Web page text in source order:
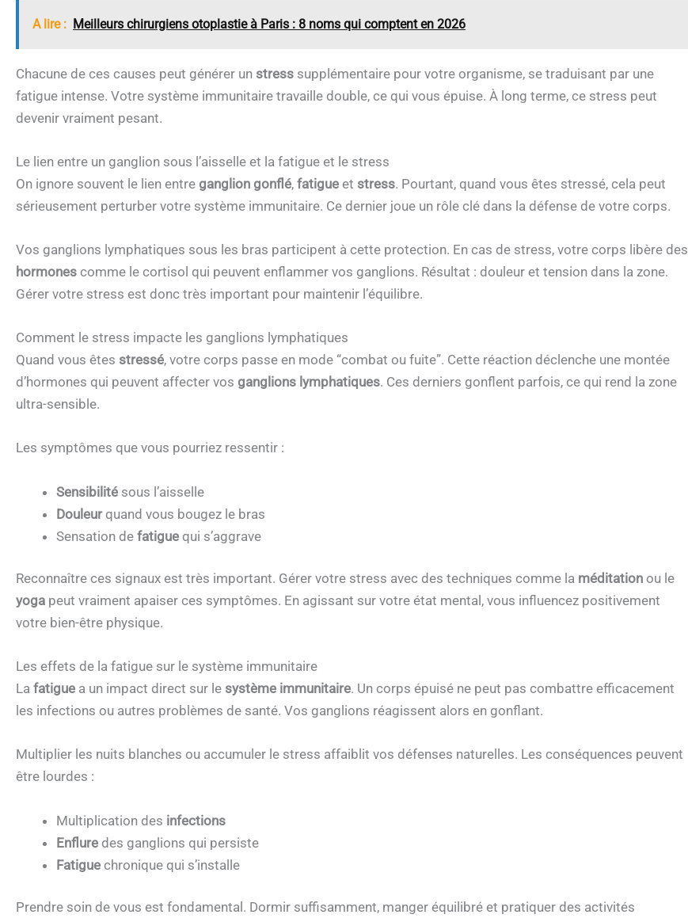
A lire : Meilleurs chirurgiens otoplastie à Paris : 8 noms qui comptent en 2026
Chacune de ces causes peut générer un stress supplémentaire pour votre organisme, se traduisant par une
fatigue intense. Votre système immunitaire travaille double, ce qui vous épuise. À long terme, ce stress peut
devenir vraiment pesant.
Le lien entre un ganglion sous l’aisselle et la fatigue et le stress
On ignore souvent le lien entre ganglion gonflé, fatigue et stress. Pourtant, quand vous êtes stressé, cela peut
sérieusement perturber votre système immunitaire. Ce dernier joue un rôle clé dans la défense de votre corps.
Vos ganglions lymphatiques sous les bras participent à cette protection. En cas de stress, votre corps libère des
hormones comme le cortisol qui peuvent enflammer vos ganglions. Résultat : douleur et tension dans la zone.
Gérer votre stress est donc très important pour maintenir l’équilibre.
Comment le stress impacte les ganglions lymphatiques
Quand vous êtes stressé, votre corps passe en mode “combat ou fuite”. Cette réaction déclenche une montée
d’hormones qui peuvent affecter vos ganglions lymphatiques. Ces derniers gonflent parfois, ce qui rend la zone
ultra-sensible.
Les symptômes que vous pourriez ressentir :
Sensibilité sous l’aisselle
Douleurquand vous bougez le bras
Sensation de fatigue qui s’aggrave
Reconnaître ces signaux est très important. Gérer votre stress avec des techniques comme la méditation ou le
yoga peut vraiment apaiser ces symptômes. En agissant sur votre état mental, vous influencez positivement
votre bien-être physique.
Les effets de la fatigue sur le système immunitaire
La fatigue a un impact direct sur le système immunitaire. Un corps épuisé ne peut pas combattre efficacement
les infections ou autres problèmes de santé. Vos ganglions réagissent alors en gonflant.
Multiplier les nuits blanches ou accumuler le stress affaiblit vos défenses naturelles. Les conséquences peuvent
être lourdes :
Multiplication des infections
Enflure des ganglions qui persiste
Fatigue chronique qui s’installe
Prendre soin de vous est fondamental. Dormir suffisamment, manger équilibré et pratiquer des activités